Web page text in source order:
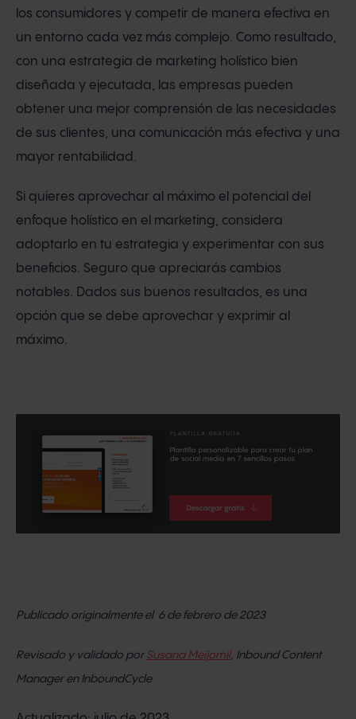
los consumidores y competir de manera efectiva en
un entorno cada vez más complejo. Como resultado,
con una estrategia de marketing holístico bien
diseñada y ejecutada, las empresas pueden
obtener una mejor comprensión de las necesidades
de sus clientes, una comunicación más efectiva y una
mayor rentabilidad.
Si quieres aprovechar al máximo el potencial del
enfoque holístico en el marketing, considera
adoptarlo en tu estrategia y experimentar con sus
beneficios. Seguro que apreciarás cambios
notables. Dados sus buenos resultados, es una
opción que se debe aprovechar y exprimir al
máximo.
Publicado originalmente el 6 de febrero de 2023
Revisado y validado por Susana Meijomil, Inbound Content
Manager en InboundCycle